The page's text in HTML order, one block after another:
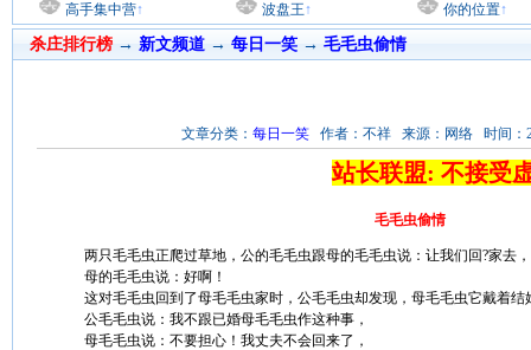
高手集中营↑
波盘王↑
你的位置↑
杀庄排行榜 → 新文频道→ 每日一笑 → 毛毛虫偷情
文章分类： 每日一笑 作者：不祥 来源：网络 时间：
站长联盟: 不接受
毛毛虫偷情
两只毛毛虫正爬过草地，公的毛毛虫跟母的毛毛虫说：让我们回?家去
母的毛毛虫说：好啊！
这对毛毛虫回到了母毛毛虫家时，公毛毛虫却发现，母毛毛虫它戴着结
公毛毛虫说：我不跟已婚母毛毛虫作这种事，
母毛毛虫说：不要担心！我丈夫不会回来了，